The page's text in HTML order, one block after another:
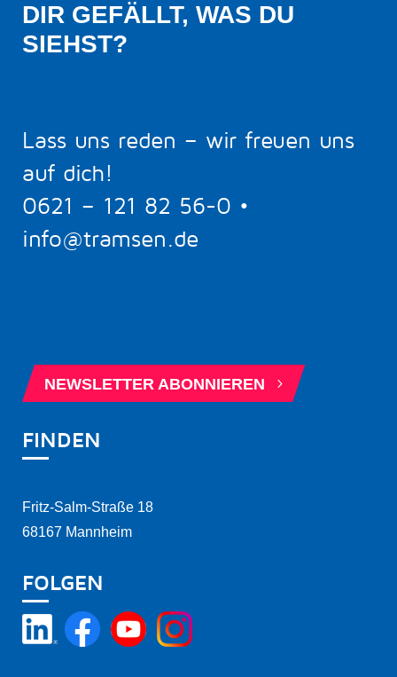
DIR GEFÄLLT, WAS DU
SIEHST?
Lass uns reden – wir freuen uns
auf dich!
0621 – 121 82 56-0 •
info@tramsen.de
NEWSLETTER ABONNIEREN 5
FINDEN
Fritz-Salm-Straße 18
68167 Mannheim
FOLGEN